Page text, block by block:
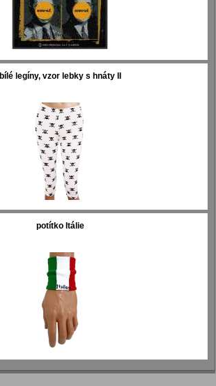
bílé legíny, vzor lebky s hnáty II
potítko Itálie